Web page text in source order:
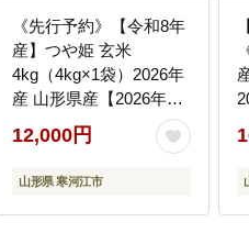
《先行予約》【令和8年
産】つや姫 玄米
4kg（4kg×1袋）2026年
産 山形県産【2026年9
月下旬頃から順次発送
予定】 012-C-JF040-
R8
12,000円
山形県 寒河江市